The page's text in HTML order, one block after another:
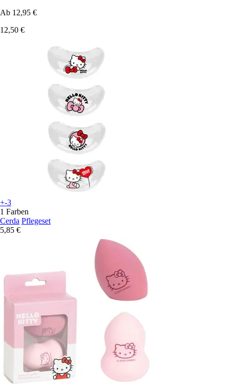
Ab 12,95 €
12,50 €
+-3
1 Farben
Cerda Pflegeset
5,85 €